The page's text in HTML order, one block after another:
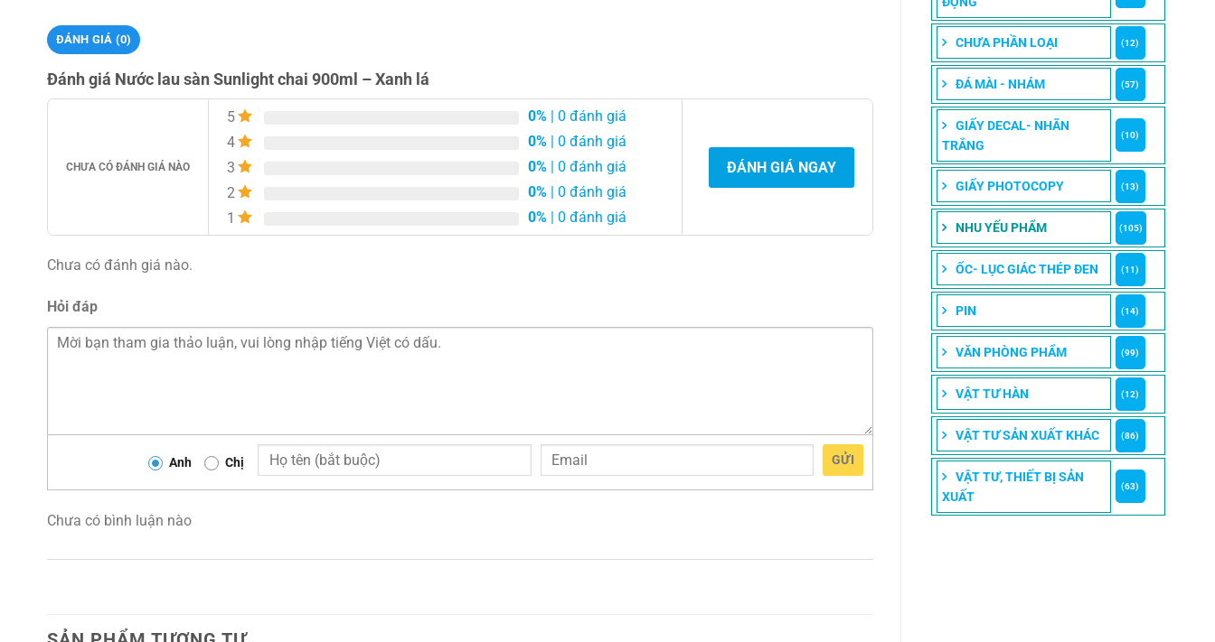
CHƯA PHẦN LOẠI (12)
ĐÁ MÀI - NHÁM (57)
GIẤY DECAL- NHÃN
TRẮNG
(10)
GIẤY PHOTOCOPY (13)
NHU YẾU PHẨM (105)
ỐC- LỤC GIÁC THÉP ĐEN (11)
PIN (14)
VĂN PHÒNG PHẨM (99)
VẬT TƯ HÀN (12)
VẬT TƯ SẢN XUẤT KHÁC (86)
VẬT TƯ, THIẾT BỊ SẢN
XUẤT
(63)
ĐÁNH GIÁ (0)
Đánh giá Nước lau sàn Sunlight chai 900ml – Xanh lá
CHƯA CÓ ĐÁNH GIÁ NÀO
5 0% | 0 đánh giá
4
0% | 0 đánh giá
3
0% | 0 đánh giá
2
0% | 0 đánh giá
1
0% | 0 đánh giá
ĐÁNH GIÁ NGAY
Chưa có đánh giá nào.
Hỏi đáp
Anh Chị GỬI
Chưa có bình luận nào